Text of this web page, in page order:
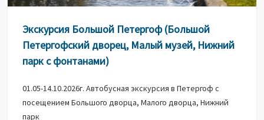
Экскурсия Большой Петергоф (Большой
Петергофский дворец, Малый музей, Нижний
парк с фонтанами)
01.05-14.10.2026г. Автобусная экскурсия в Петергоф с
посещением Большого дворца, Малого дворца, Нижний
парк